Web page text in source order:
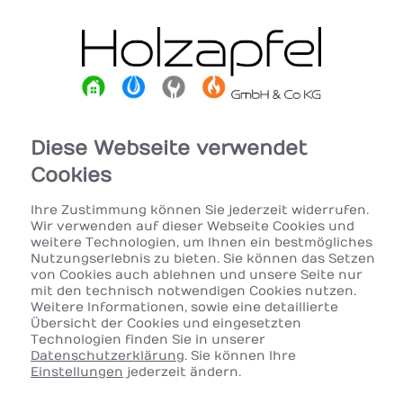
Diese Webseite verwendet
Cookies
Ihre Zustimmung können Sie jederzeit widerrufen.
Wir verwenden auf dieser Webseite Cookies und
weitere Technologien, um Ihnen ein bestmögliches
Nutzungserlebnis zu bieten. Sie können das Setzen
von Cookies auch ablehnen und unsere Seite nur
mit den technisch notwendigen Cookies nutzen.
Weitere Informationen, sowie eine detaillierte
Übersicht der Cookies und eingesetzten
Technologien finden Sie in unserer
Datenschutzerklärung. Sie können Ihre
Einstellungen jederzeit ändern.